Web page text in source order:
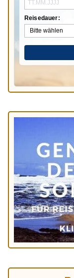
Reisedauer: